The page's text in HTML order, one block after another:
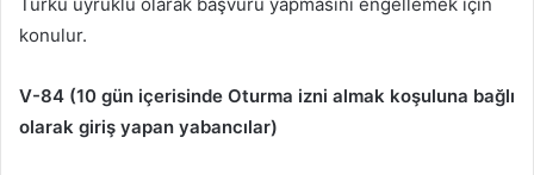
konulur.
V-84 (10 gün içerisinde Oturma izni almak koşuluna bağlı
olarak giriş yapan yabancılar)